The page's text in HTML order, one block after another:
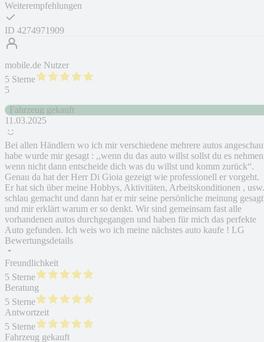
Weiterempfehlungen
ID 4274971909
mobile.de Nutzer
5 Sterne
5
Fahrzeug gekauft
11.03.2025
Bei allen Händlern wo ich mir verschiedene mehrere autos
habe wurde mir gesagt : ,,wenn du das auto willst sollst du es
wenn nicht dann entscheide dich was du willst und komm zurück“.
Genau da hat der Herr Di Gioia gezeigt wie professionell er vorgeht.
Er hat sich über meine Hobbys, Aktivitäten, Arbeitskonditionen , usw.
schlau gemacht und dann hat er mir seine persönliche meinung gesagt
und mir erklärt warum er so denkt. Wir sind gemeinsam fast alle
vorhandenen autos durchgegangen und haben für mich das perfekte
Auto gefunden. Ich weis wo ich meine nächstes auto kaufe ! LG
Bewertungsdetails
Freundlichkeit
5 Sterne
Beratung
5 Sterne
Antwortzeit
5 Sterne
Fahrzeug gekauft